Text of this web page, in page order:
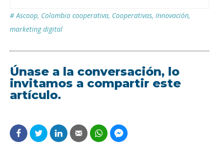
# Ascoop, Colombia cooperativa, Cooperativas, Innovación,
marketing digital
Únase a la conversación, lo
invitamos a compartir este
artículo.